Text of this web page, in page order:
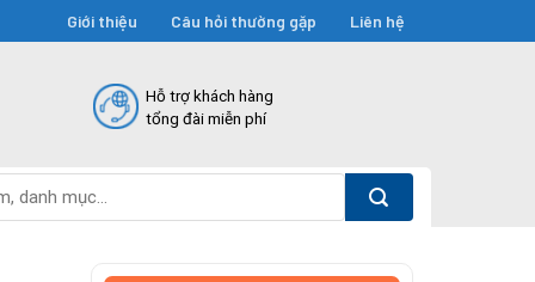
Giới thiệu Câu hỏi thường gặp Liên hệ
Hỗ trợ khách hàng
tổng đài miễn phí